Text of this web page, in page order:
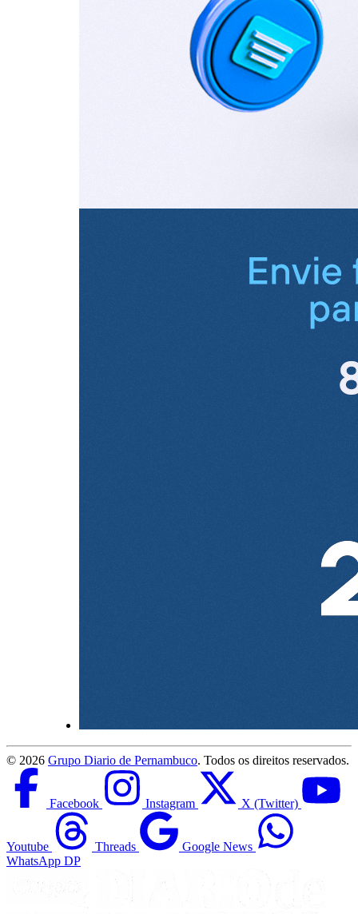
© 2026 Grupo Diario de Pernambuco. Todos os direitos reservados.
Facebook Instagram X (Twitter)
Youtube Threads
Google News
WhatsApp DP